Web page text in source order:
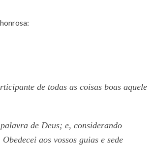
de todas as coisas boas aquele
de Deus; e, considerando
aos vossos guias e sede